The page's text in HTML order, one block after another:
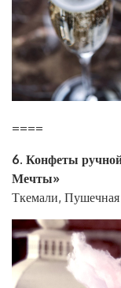
====
6. Конфеты
Мечты»
Ткемали,